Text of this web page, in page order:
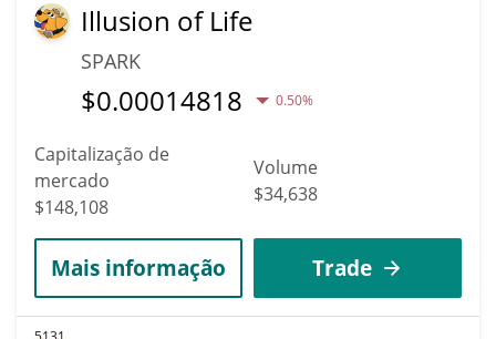
Illusion of Life
SPARK
$0.00014818 0.50%
Capitalização de
mercado
$148,108
Volume
$34,638
Mais informação Trade